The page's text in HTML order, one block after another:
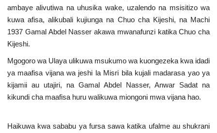
ambaye alivutiwa na uhusika wake, uzalendo na msisitizo wa
kuwa afisa, alikubali kujiunga na Chuo cha Kijeshi, na Machi
1937 Gamal Abdel Nasser akawa mwanafunzi katika Chuo cha
Kijeshi.
Mgogoro wa Ulaya ulikuwa msukumo wa kuongezeka kwa idadi
ya maafisa vijana wa jeshi la Misri bila kujali madarasa yao ya
kijamii au utajiri, na Gamal Abdel Nasser, Anwar Sadat na
kikundi cha maafisa huru walikuwa miongoni mwa vijana hao.
Haikuwa kwa sababu ya fursa sawa katika ufalme au shukrani